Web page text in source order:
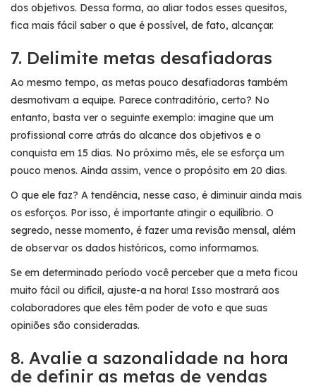
dos objetivos. Dessa forma, ao aliar todos esses quesitos,
fica mais fácil saber o que é possível, de fato, alcançar.
7. Delimite metas desafiadoras
Ao mesmo tempo, as metas pouco desafiadoras também
desmotivam a equipe. Parece contraditório, certo? No
entanto, basta ver o seguinte exemplo: imagine que um
profissional corre atrás do alcance dos objetivos e o
conquista em 15 dias. No próximo mês, ele se esforça um
pouco menos. Ainda assim, vence o propósito em 20 dias.
O que ele faz? A tendência, nesse caso, é diminuir ainda mais
os esforços. Por isso, é importante atingir o equilíbrio. O
segredo, nesse momento, é fazer uma revisão mensal, além
de observar os dados históricos, como informamos.
Se em determinado período você perceber que a meta ficou
muito fácil ou difícil, ajuste-a na hora! Isso mostrará aos
colaboradores que eles têm poder de voto e que suas
opiniões são consideradas.
8. Avalie a sazonalidade na hora
de definir as metas de vendas